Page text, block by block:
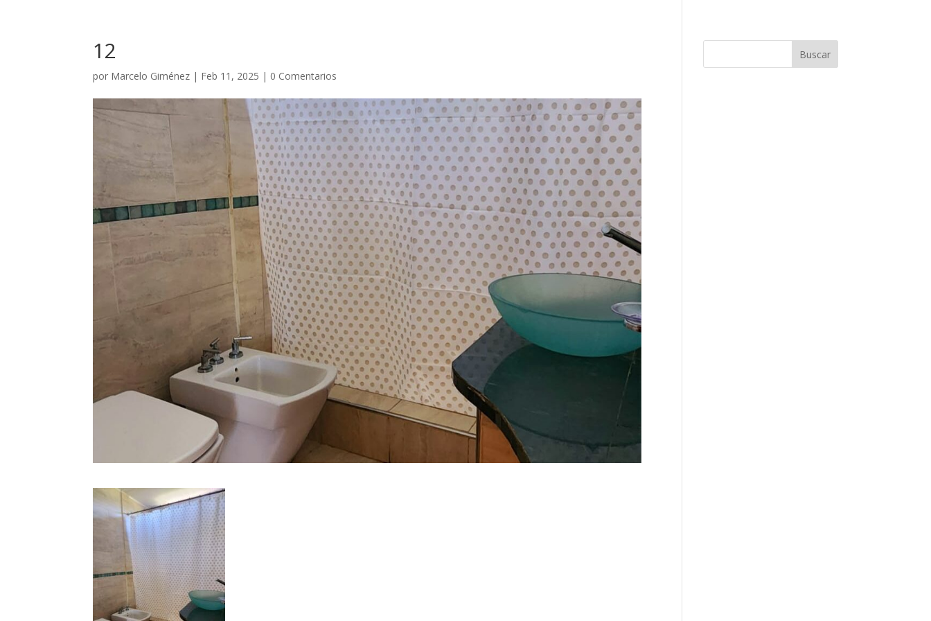
12
por Marcelo Giménez | Feb 11, 2025 | 0 Comentarios